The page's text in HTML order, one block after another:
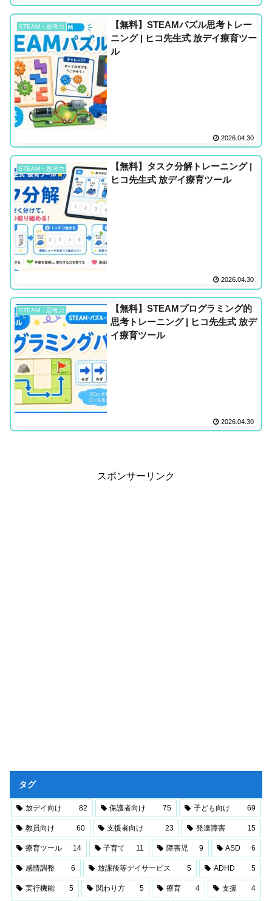
STEAM・思考力
【無料】STEAMパズル思考トレー
ニング | ヒコ先生式 放デイ療育ツー
ル
2026.04.30
STEAM・思考力
【無料】タスク分解トレーニング |
ヒコ先生式 放デイ療育ツール
2026.04.30
STEAM・思考力
【無料】STEAMプログラミング的
思考トレーニング | ヒコ先生式 放デ
イ療育ツール
2026.04.30
スポンサーリンク
タグ
放デイ向け 82 保護者向け 75 子ども向け 69
教員向け 60 支援者向け 23 発達障害 15
療育ツール 14 子育て 11 障害児 9 ASD 6
感情調整 6 放課後等デイサービス 5 ADHD 5
実行機能 5 関わり方 5 療育 4 支援 4